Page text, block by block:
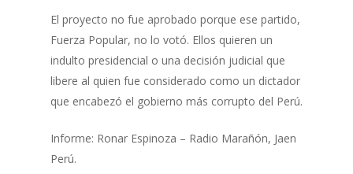
El proyecto no fue aprobado porque ese partido,
Fuerza Popular, no lo votó. Ellos quieren un
indulto presidencial o una decisión judicial que
libere al quien fue considerado como un dictador
que encabezó el gobierno más corrupto del Perú.
Informe: Ronar Espinoza – Radio Marañón, Jaen
Perú.